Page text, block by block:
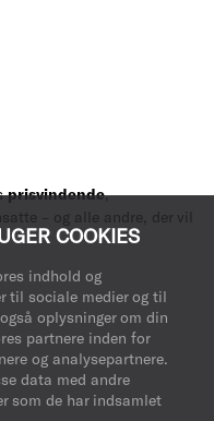
COOKIES
indhold og
til sociale medier og til
oplysninger om din
partnere inden for
og analysepartnere.
data med andre
som de har indsamlet
prisvindende,
– og alle andre, der vil